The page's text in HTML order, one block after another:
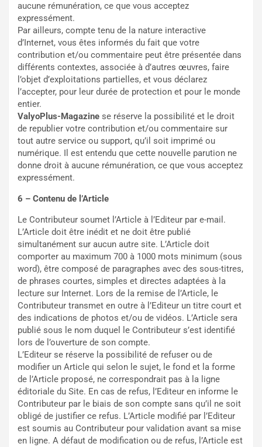
aucune rémunération, ce que vous acceptez
expressément.
Par ailleurs, compte tenu de la nature interactive
d’Internet, vous êtes informés du fait que votre
contribution et/ou commentaire peut être présentée dans
différents contextes, associée à d’autres œuvres, faire
l’objet d’exploitations partielles, et vous déclarez
l’accepter, pour leur durée de protection et pour le monde
entier.
ValyoPlus-Magazine se réserve la possibilité et le droit
de republier votre contribution et/ou commentaire sur
tout autre service ou support, qu’il soit imprimé ou
numérique. Il est entendu que cette nouvelle parution ne
donne droit à aucune rémunération, ce que vous acceptez
expressément.
6 – Contenu de l’Article
Le Contributeur soumet l’Article à l’Editeur par e-mail.
L’Article doit être inédit et ne doit être publié
simultanément sur aucun autre site. L’Article doit
comporter au maximum 700 à 1000 mots minimum (sous
word), être composé de paragraphes avec des sous-titres,
de phrases courtes, simples et directes adaptées à la
lecture sur Internet. Lors de la remise de l’Article, le
Contributeur transmet en outre à l’Editeur un titre court et
des indications de photos et/ou de vidéos. L’Article sera
publié sous le nom duquel le Contributeur s’est identifié
lors de l’ouverture de son compte.
L’Editeur se réserve la possibilité de refuser ou de
modifier un Article qui selon le sujet, le fond et la forme
de l’Article proposé, ne correspondrait pas à la ligne
éditoriale du Site. En cas de refus, l’Editeur en informe le
Contributeur par le biais de son compte sans qu’il ne soit
obligé de justifier ce refus. L’Article modifié par l’Editeur
est soumis au Contributeur pour validation avant sa mise
en ligne. A défaut de modification ou de refus, l’Article est